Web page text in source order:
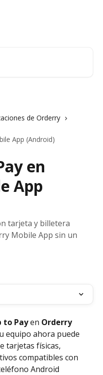
de Orderry
App (Android)
en
App
tarjeta y billetera
Mobile App sin un
to Pay en Orderry
equipo ahora puede
tarjetas físicas,
compatibles con
Android